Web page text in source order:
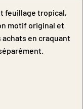
feuillage tropical,
motif original et
en craquant